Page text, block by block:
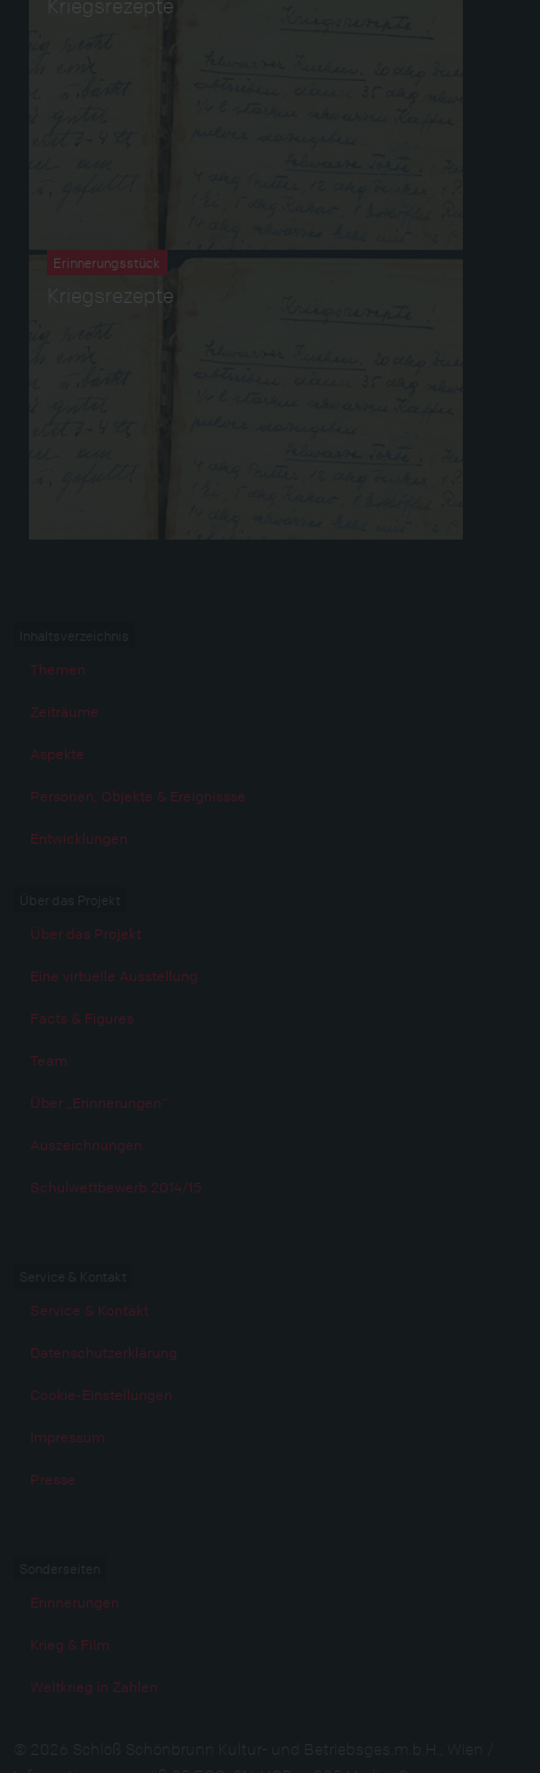
Kriegsrezepte
Erinnerungsstück
Kriegsrezepte
Themen
Zeiträume
Aspekte
Personen, Objekte & Ereignissse
Entwicklungen
Über das Projekt
Eine virtuelle Ausstellung
Facts & Figures
Team
Über „Erinnerungen“
Auszeichnungen
Schulwettbewerb 2014/15
Service & Kontakt
Datenschutzerklärung
Cookie-Einstellungen
Impressum
Presse
Erinnerungen
Krieg & Film
Weltkrieg in Zahlen